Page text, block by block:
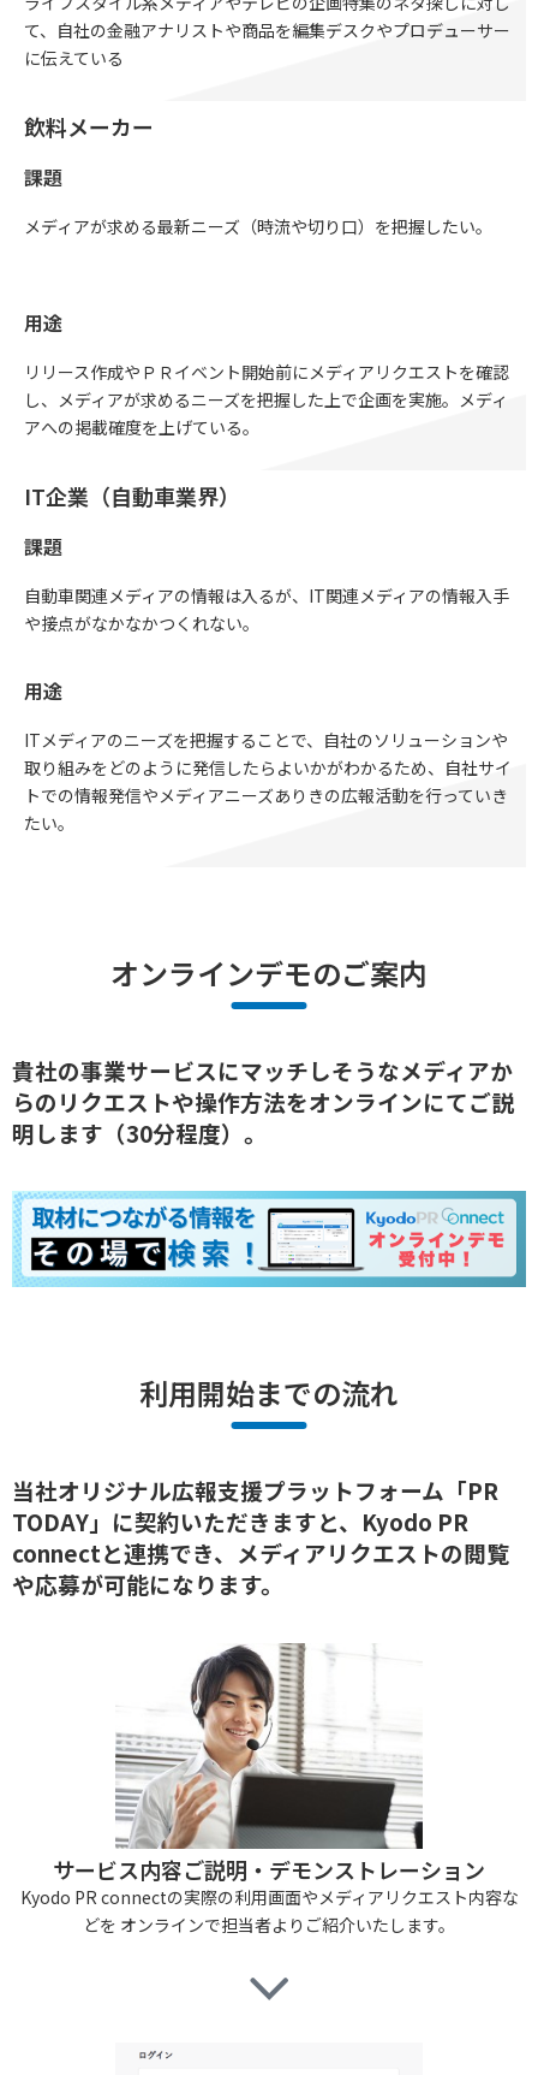
て、自社の金融アナリストや商品を編集デスクやプロデューサー
に伝えている
飲料メーカー
課題
メディアが求める最新ニーズ（時流や切り口）を把握したい。
用途
リリース作成やＰＲイベント開始前にメディアリクエストを確認
し、メディアが求めるニーズを把握した上で企画を実施。メディ
アへの掲載確度を上げている。
IT企業（自動車業界）​
課題
自動車関連メディアの情報は入るが、IT関連メディアの情報入手
や接点がなかなかつくれない。
用途
ITメディアのニーズを把握することで、自社のソリューションや
取り組みをどのように発信したらよいかがわかるため、自社サイ
トでの情報発信やメディアニーズありきの広報活動を行っていき
たい。
オンラインデモのご案内
貴社の事業サービスにマッチしそうなメディアか
らのリクエストや操作方法をオンラインにてご説
明します（30分程度）。
利用開始までの流れ
当社オリジナル広報支援プラットフォーム「PR
TODAY」に契約いただきますと、 Kyodo PR
connectと連携でき、メディアリクエストの閲覧
や応募が可能になります。
サービス内容ご説明・デモンストレーション
Kyodo PR connectの実際の利用画面やメディアリクエスト内容な
どを オンラインで担当者よりご紹介いたします。